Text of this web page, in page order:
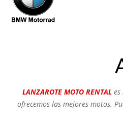
LANZAROTE MOTO RENTAL
ofrecemos las mejores motos.